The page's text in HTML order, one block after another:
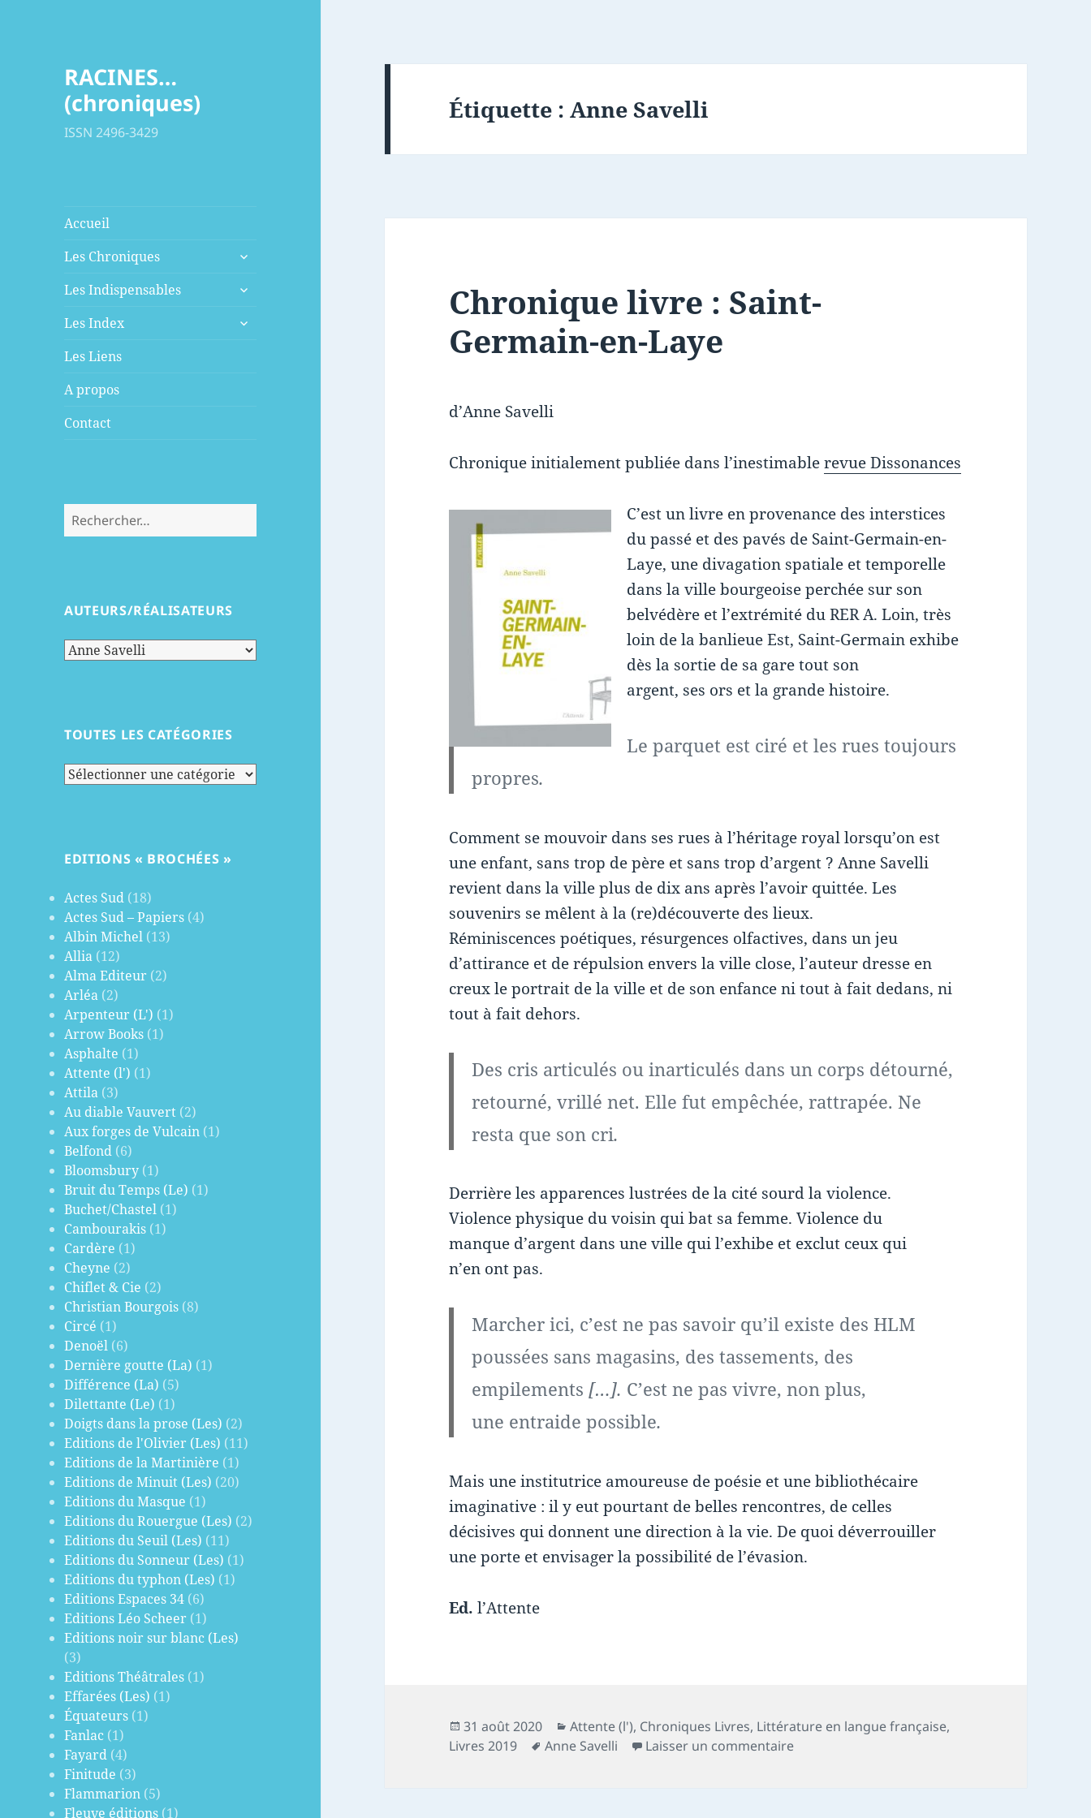
RACINES…
(chroniques)
ISSN 2496-3429
Accueil
Les Chroniques
ouvrir
sous-
Les Indispensables
ouvrir
sous-
Les Index
ouvrir
Les Liens
A propos
Contact
Rechercher :
AUTEURS/RÉALISATEURS
TOUTES LES CATÉGORIES
Toutes
EDITIONS « BROCHÉES »
Actes Sud (18)
Actes Sud – Papiers (4)
Albin Michel (13)
Allia (12)
Alma Editeur (2)
Arléa (2)
Arpenteur (L') (1)
Arrow Books (1)
Asphalte (1)
Attente (l') (1)
Attila (3)
Au diable Vauvert (2)
Aux forges de Vulcain (1)
Belfond (6)
Bloomsbury (1)
Bruit du Temps (Le) (1)
Buchet/Chastel (1)
Cambourakis (1)
Cardère (1)
Cheyne (2)
Chiflet & Cie (2)
Christian Bourgois (8)
Circé (1)
Denoël (6)
Dernière goutte (La) (1)
Différence (La) (5)
Dilettante (Le) (1)
Doigts dans la prose (Les) (2)
Editions de l'Olivier (Les) (11)
Editions de la Martinière (1)
Editions de Minuit (Les) (20)
Editions du Masque (1)
Editions du Rouergue (Les) (2)
Editions du Seuil (Les) (11)
Editions du Sonneur (Les) (1)
Editions du typhon (Les) (1)
Editions Espaces 34 (6)
Editions Léo Scheer (1)
Editions noir sur blanc (Les)
(3)
Editions Théâtrales (1)
Effarées (Les) (1)
Équateurs (1)
Fanlac (1)
Fayard (4)
Finitude (3)
Flammarion (5)
Fleuve éditions (1)
Étiquette :Anne Savelli
Chronique livre : Saint-
Germain-en-Laye
d’Anne Savelli
Chronique initialement publiée dans l’inestimablerevue Dissonances
C’est un livre en provenance des interstices
du passé et des pavés de Saint-Germain-en-
Laye, une divagation spatiale et temporelle
dans la ville bourgeoise perchée sur son
belvédère et l’extrémité du RER A. Loin, très
loin de la banlieue Est, Saint-Germain exhibe
dès la sortie de sa gare tout son
argent, ses ors et la grande histoire.
Le parquet est ciré et les rues toujours
propres.
Comment se mouvoir dans ses rues à l’héritage royal lorsqu’on est
une enfant, sans trop de père et sans trop d’argent ? Anne Savelli
revient dans la ville plus de dix ans après l’avoir quittée. Les
souvenirs se mêlent à la (re)découverte des lieux.
Réminiscences poétiques, résurgences olfactives, dans un jeu
d’attirance et de répulsion envers la ville close, l’auteur dresse en
creux le portrait de la ville et de son enfance ni tout à fait dedans, ni
tout à fait dehors.
Des cris articulés ou inarticulés dans un corps détourné,
retourné, vrillé net. Elle fut empêchée, rattrapée. Ne
resta que son cri.
Derrière les apparences lustrées de la cité sourd la violence.
Violence physique du voisin qui bat sa femme. Violence du
manque d’argent dans une ville qui l’exhibe et exclut ceux qui
n’en ont pas.
Marcher ici, c’est ne pas savoir qu’il existe des HLM
poussées sans magasins, des tassements, des
empilements […]. C’est ne pas vivre, non plus,
une entraide possible.
Mais une institutrice amoureuse de poésie et une bibliothécaire
imaginative : il y eut pourtant de belles rencontres, de celles
décisives qui donnent une direction à la vie. De quoi déverrouiller
une porte et envisager la possibilité de l’évasion.
Ed. l’Attente
Publié
le
31 août 2020 Catégories
Attente (l'), Chroniques Livres, Littérature en langue française,
Livres 2019
Mots-
Anne Savelli Laisser un commentairesur Chronique livre : Saint-Germain-en-Laye